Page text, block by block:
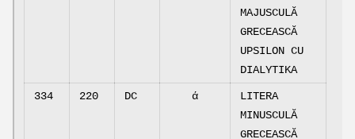
MAJUSCULĂ
GRECEASCĂ
UPSILON CU
DIALYTIKA
334 220 DC ά
LITERA
MINUSCULĂ
GRECEASCĂ